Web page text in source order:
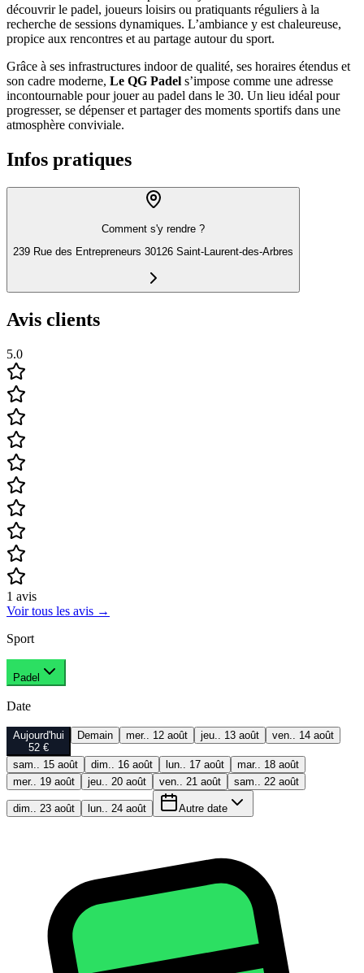
découvrir le padel, joueurs loisirs ou pratiquants réguliers à la
recherche de sessions dynamiques. L’ambiance y est chaleureuse,
propice aux rencontres et au partage autour du sport.
Grâce à ses infrastructures indoor de qualité, ses horaires étendus et
son cadre moderne, Le QG Padel s’impose comme une adresse
incontournable pour jouer au padel dans le 30. Un lieu idéal pour
progresser, se dépenser et partager des moments sportifs dans une
atmosphère conviviale.
Infos pratiques
Comment s'y rendre ?
239 Rue des Entrepreneurs 30126 Saint-Laurent-des-Arbres
Avis clients
5.0
1 avis
Voir tous les avis →
Sport
Padel
Date
Aujourd'hui
52 €
Demain mer.. 12 août jeu.. 13 août ven.. 14 août
sam.. 15 août dim.. 16 août lun.. 17 août
mar.. 18 août
mer.. 19 août
jeu.. 20 août ven.. 21 août sam.. 22 août
dim.. 23 août lun.. 24 août Autre date